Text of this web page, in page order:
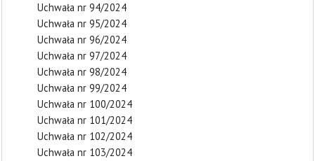
Uchwała nr 94/2024
Uchwała nr 95/2024
Uchwała nr 96/2024
Uchwała nr 97/2024
Uchwała nr 98/2024
Uchwała nr 99/2024
Uchwała nr 100/2024
Uchwała nr 101/2024
Uchwała nr 102/2024
Uchwała nr 103/2024